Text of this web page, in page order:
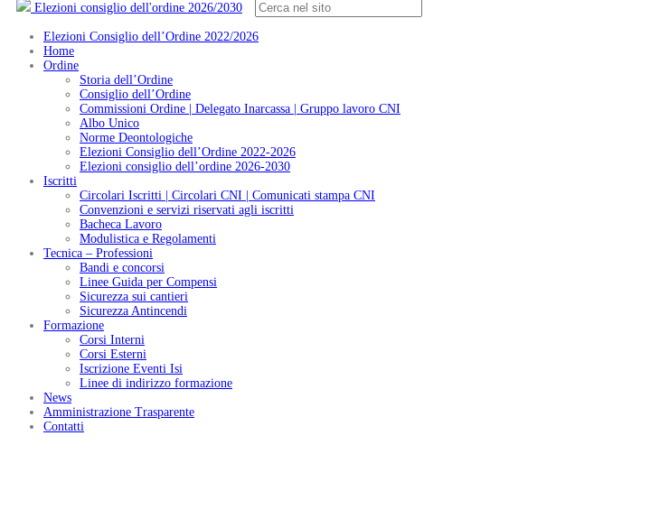
Elezioni consiglio dell'ordine 2026/2030
Elezioni Consiglio dell’Ordine 2022/2026
Home
Ordine
Storia dell’Ordine
Consiglio dell’Ordine
Commissioni Ordine | Delegato Inarcassa | Gruppo lavoro CNI
Albo Unico
Norme Deontologiche
Elezioni Consiglio dell’Ordine 2022-2026
Elezioni consiglio dell’ordine 2026-2030
Iscritti
Circolari Iscritti | Circolari CNI | Comunicati stampa CNI
Convenzioni e servizi riservati agli iscritti
Bacheca Lavoro
Modulistica e Regolamenti
Tecnica – Professioni
Bandi e concorsi
Linee Guida per Compensi
Sicurezza sui cantieri
Sicurezza Antincendi
Formazione
Corsi Interni
Corsi Esterni
Iscrizione Eventi Isi
Linee di indirizzo formazione
News
Amministrazione Trasparente
Contatti